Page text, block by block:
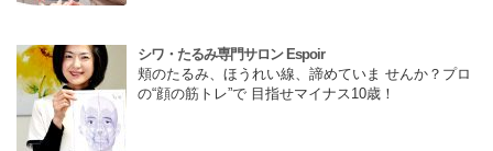
シワ・たるみ専門サロン Espoir
頬のたるみ、ほうれい線、諦めていま せんか？プロ
の“顔の筋トレ”で 目指せマイナス10歳！